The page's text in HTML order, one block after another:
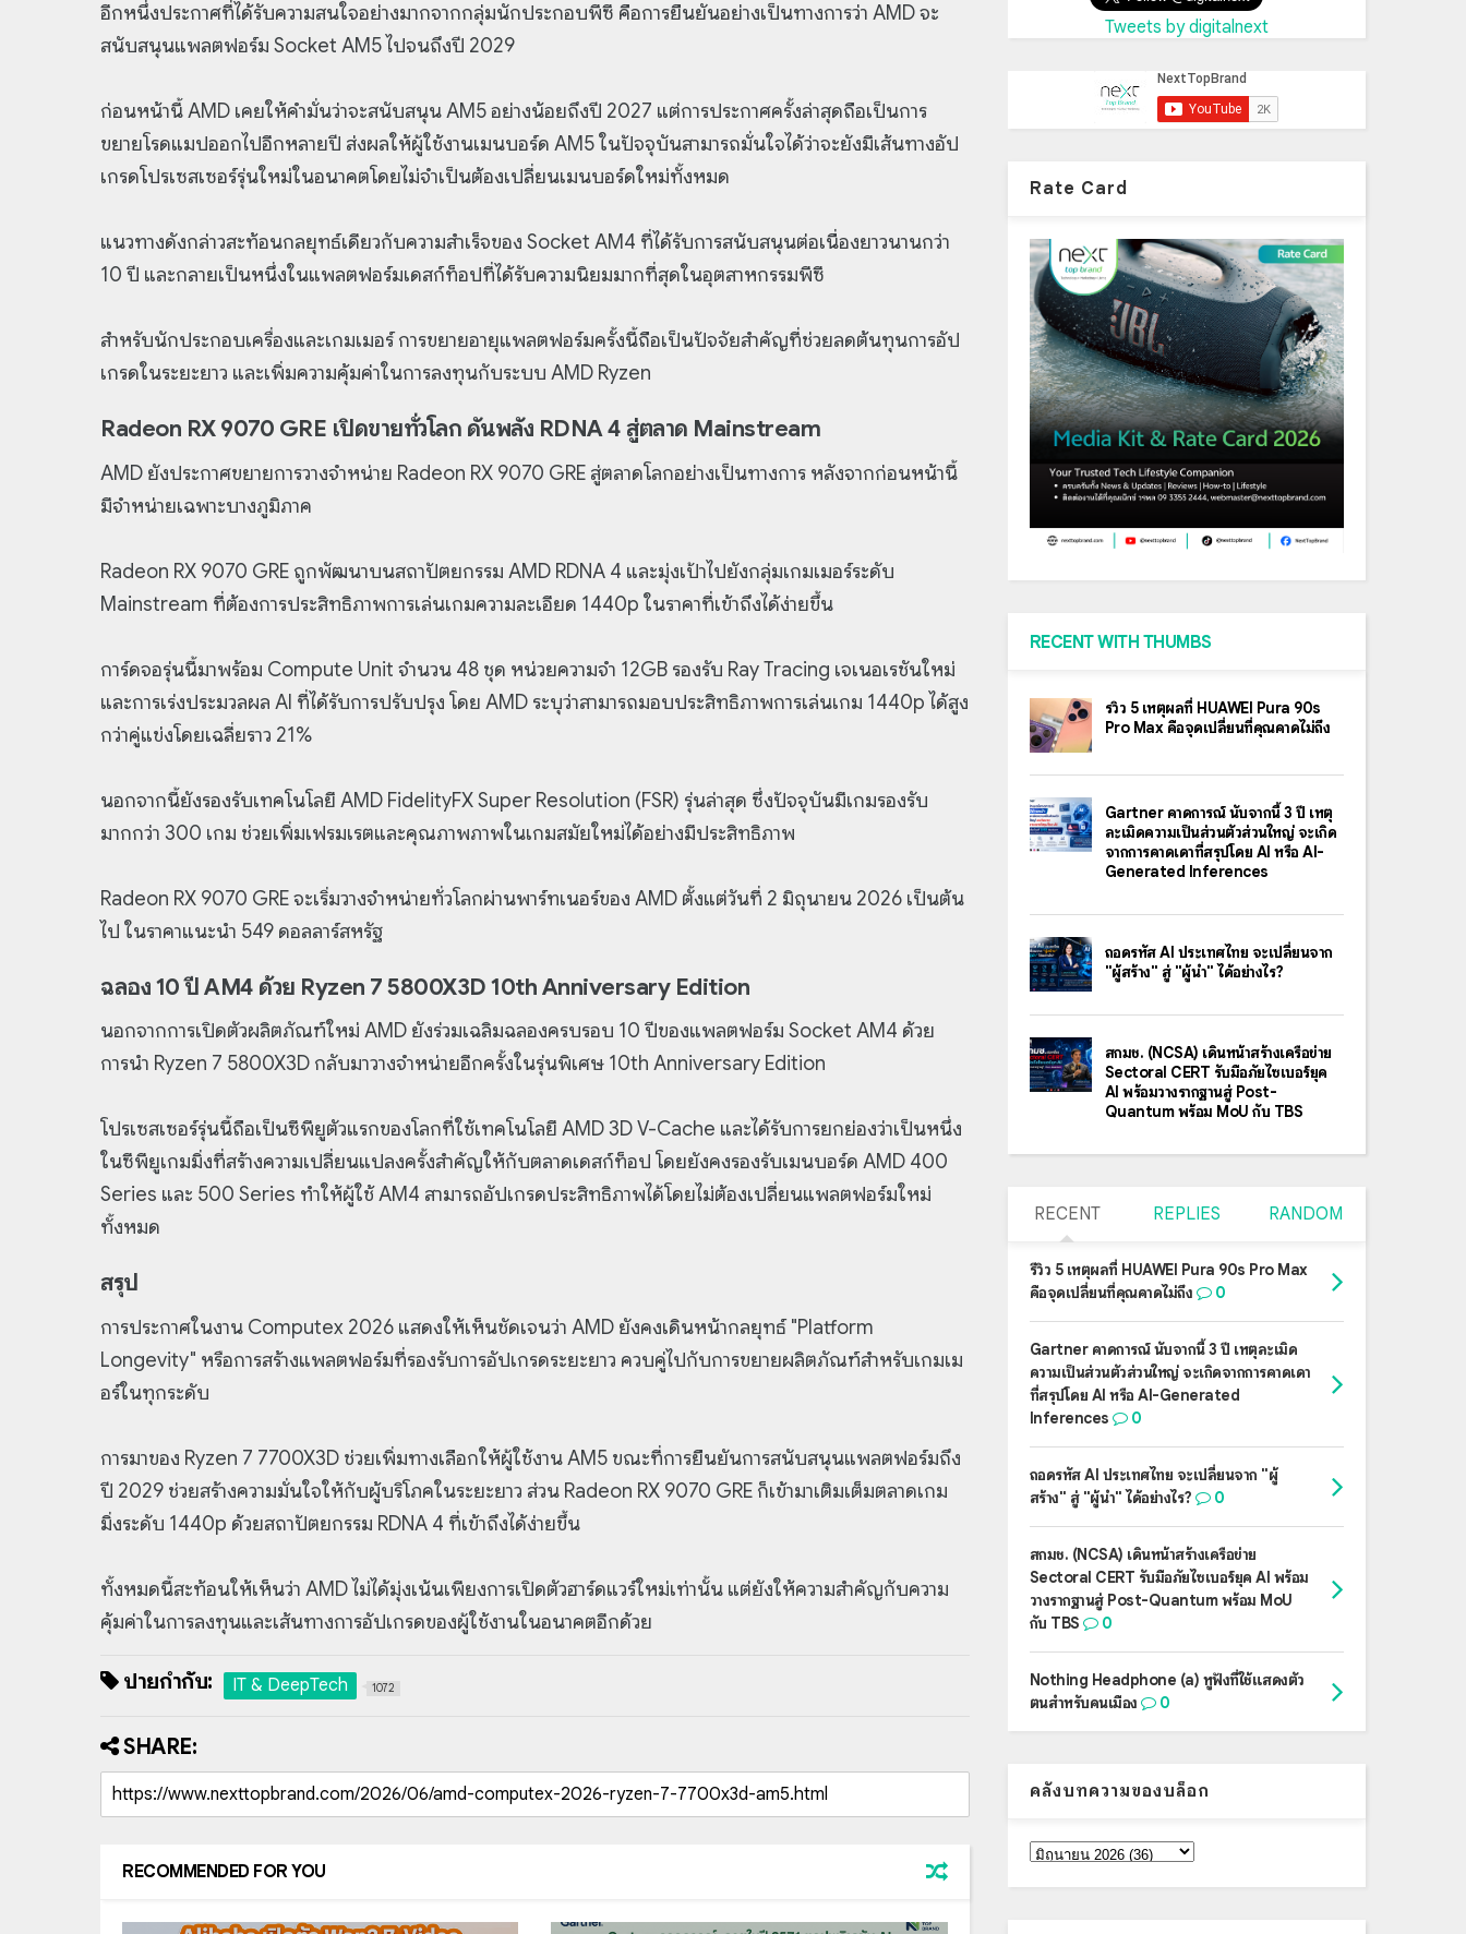
อีกหนึ่งประกาศที่ได้รับความสนใจอย่างมากจากกลุ่มนักประกอบพีซี คือการยืนยันอย่างเป็นทางการว่า AMD จะ
สนับสนุนแพลตฟอร์ม Socket AM5 ไปจนถึงปี 2029
ก่อนหน้านี้ AMD เคยให้คำมั่นว่าจะสนับสนุน AM5 อย่างน้อยถึงปี 2027 แต่การประกาศครั้งล่าสุดถือเป็นการ
ขยายโรดแมปออกไปอีกหลายปี ส่งผลให้ผู้ใช้งานเมนบอร์ด AM5 ในปัจจุบันสามารถมั่นใจได้ว่าจะยังมีเส้นทางอัป
เกรดโปรเซสเซอร์รุ่นใหม่ในอนาคตโดยไม่จำเป็นต้องเปลี่ยนเมนบอร์ดใหม่ทั้งหมด
แนวทางดังกล่าวสะท้อนกลยุทธ์เดียวกับความสำเร็จของ Socket AM4 ที่ได้รับการสนับสนุนต่อเนื่องยาวนานกว่า
10 ปี และกลายเป็นหนึ่งในแพลตฟอร์มเดสก์ท็อปที่ได้รับความนิยมมากที่สุดในอุตสาหกรรมพีซี
สำหรับนักประกอบเครื่องและเกมเมอร์ การขยายอายุแพลตฟอร์มครั้งนี้ถือเป็นปัจจัยสำคัญที่ช่วยลดต้นทุนการอัป
เกรดในระยะยาว และเพิ่มความคุ้มค่าในการลงทุนกับระบบ AMD Ryzen
Radeon RX 9070 GRE เปิดขายทั่วโลก ดันพลัง RDNA 4 สู่ตลาด Mainstream
AMD ยังประกาศขยายการวางจำหน่าย Radeon RX 9070 GRE สู่ตลาดโลกอย่างเป็นทางการ หลังจากก่อนหน้านี้
มีจำหน่ายเฉพาะบางภูมิภาค
Radeon RX 9070 GRE ถูกพัฒนาบนสถาปัตยกรรม AMD RDNA 4 และมุ่งเป้าไปยังกลุ่มเกมเมอร์ระดับ
Mainstream ที่ต้องการประสิทธิภาพการเล่นเกมความละเอียด 1440p ในราคาที่เข้าถึงได้ง่ายขึ้น
การ์ดจอรุ่นนี้มาพร้อม Compute Unit จำนวน 48 ชุด หน่วยความจำ 12GB รองรับ Ray Tracing เจเนอเรชันใหม่
และการเร่งประมวลผล AI ที่ได้รับการปรับปรุง โดย AMD ระบุว่าสามารถมอบประสิทธิภาพการเล่นเกม 1440p ได้สูง
กว่าคู่แข่งโดยเฉลี่ยราว 21%
นอกจากนี้ยังรองรับเทคโนโลยี AMD FidelityFX Super Resolution (FSR) รุ่นล่าสุด ซึ่งปัจจุบันมีเกมรองรับ
มากกว่า 300 เกม ช่วยเพิ่มเฟรมเรตและคุณภาพภาพในเกมสมัยใหม่ได้อย่างมีประสิทธิภาพ
Radeon RX 9070 GRE จะเริ่มวางจำหน่ายทั่วโลกผ่านพาร์ทเนอร์ของ AMD ตั้งแต่วันที่ 2 มิถุนายน 2026 เป็นต้น
ไป ในราคาแนะนำ 549 ดอลลาร์สหรัฐ
ฉลอง 10 ปี AM4 ด้วย Ryzen 7 5800X3D 10th Anniversary Edition
นอกจากการเปิดตัวผลิตภัณฑ์ใหม่ AMD ยังร่วมเฉลิมฉลองครบรอบ 10 ปีของแพลตฟอร์ม Socket AM4 ด้วย
การนำ Ryzen 7 5800X3D กลับมาวางจำหน่ายอีกครั้งในรุ่นพิเศษ 10th Anniversary Edition
โปรเซสเซอร์รุ่นนี้ถือเป็นซีพียูตัวแรกของโลกที่ใช้เทคโนโลยี AMD 3D V-Cache และได้รับการยกย่องว่าเป็นหนึ่ง
ในซีพียูเกมมิ่งที่สร้างความเปลี่ยนแปลงครั้งสำคัญให้กับตลาดเดสก์ท็อป โดยยังคงรองรับเมนบอร์ด AMD 400
Series และ 500 Series ทำให้ผู้ใช้ AM4 สามารถอัปเกรดประสิทธิภาพได้โดยไม่ต้องเปลี่ยนแพลตฟอร์มใหม่
ทั้งหมด
สรุป
การประกาศในงาน Computex 2026 แสดงให้เห็นชัดเจนว่า AMD ยังคงเดินหน้ากลยุทธ์ "Platform
Longevity" หรือการสร้างแพลตฟอร์มที่รองรับการอัปเกรดระยะยาว ควบคู่ไปกับการขยายผลิตภัณฑ์สำหรับเกมเม
อร์ในทุกระดับ
การมาของ Ryzen 7 7700X3D ช่วยเพิ่มทางเลือกให้ผู้ใช้งาน AM5 ขณะที่การยืนยันการสนับสนุนแพลตฟอร์มถึง
ปี 2029 ช่วยสร้างความมั่นใจให้กับผู้บริโภคในระยะยาว ส่วน Radeon RX 9070 GRE ก็เข้ามาเติมเต็มตลาดเกม
มิ่งระดับ 1440p ด้วยสถาปัตยกรรม RDNA 4 ที่เข้าถึงได้ง่ายขึ้น
ทั้งหมดนี้สะท้อนให้เห็นว่า AMD ไม่ได้มุ่งเน้นเพียงการเปิดตัวฮาร์ดแวร์ใหม่เท่านั้น แต่ยังให้ความสำคัญกับความ
คุ้มค่าในการลงทุนและเส้นทางการอัปเกรดของผู้ใช้งานในอนาคตอีกด้วย
ป้ายกำกับ: IT & DeepTech 1072
SHARE:
RECOMMENDED FOR YOU
Tweets by digitalnext
Rate Card
RECENT WITH THUMBS
รีวิว 5 เหตุผลที่ HUAWEI Pura 90s
Pro Max คือจุดเปลี่ยนที่คุณคาดไม่ถึง
Gartner คาดการณ์ นับจากนี้ 3 ปี เหตุ
ละเมิดความเป็นส่วนตัวส่วนใหญ่ จะเกิด
จากการคาดเดาที่สรุปโดย AI หรือ AI-
Generated Inferences
ถอดรหัส AI ประเทศไทย จะเปลี่ยนจาก
"ผู้สร้าง" สู่ "ผู้นำ" ได้อย่างไร?
สกมช. (NCSA) เดินหน้าสร้างเครือข่าย
Sectoral CERT รับมือภัยไซเบอร์ยุค
AI พร้อมวางรากฐานสู่ Post-
Quantum พร้อม MoU กับ TBS
RECENT REPLIES RANDOM
รีวิว 5 เหตุผลที่ HUAWEI Pura 90s Pro Max
คือจุดเปลี่ยนที่คุณคาดไม่ถึง
0
Gartner คาดการณ์ นับจากนี้ 3 ปี เหตุละเมิด
ความเป็นส่วนตัวส่วนใหญ่ จะเกิดจากการคาดเดา
ที่สรุปโดย AI หรือ AI-Generated
Inferences
0
ถอดรหัส AI ประเทศไทย จะเปลี่ยนจาก "ผู้
สร้าง" สู่ "ผู้นำ" ได้อย่างไร?
0
สกมช. (NCSA) เดินหน้าสร้างเครือข่าย
Sectoral CERT รับมือภัยไซเบอร์ยุค AI พร้อม
วางรากฐานสู่ Post-Quantum พร้อม MoU
กับ TBS
0
Nothing Headphone (a) หูฟังที่ใช้แสดงตัว
ตนสำหรับคนเมือง
0
คลังบทความของบล็อก